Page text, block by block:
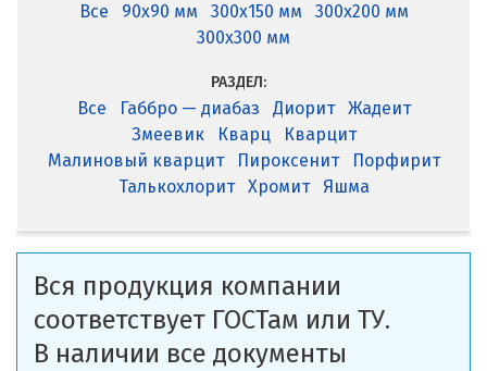
Все 90x90 мм 300x150 мм
300x200 мм
300x300 мм
РАЗДЕЛ:
Все Габбро — диабаз Диорит
Жадеит
Змеевик
Кварц
Кварцит
Малиновый кварцит
Пироксенит
Порфирит
Талькохлорит
Хромит Яшма
Вся продукция компании
соответствует ГОСТам или ТУ.
В наличии все документы